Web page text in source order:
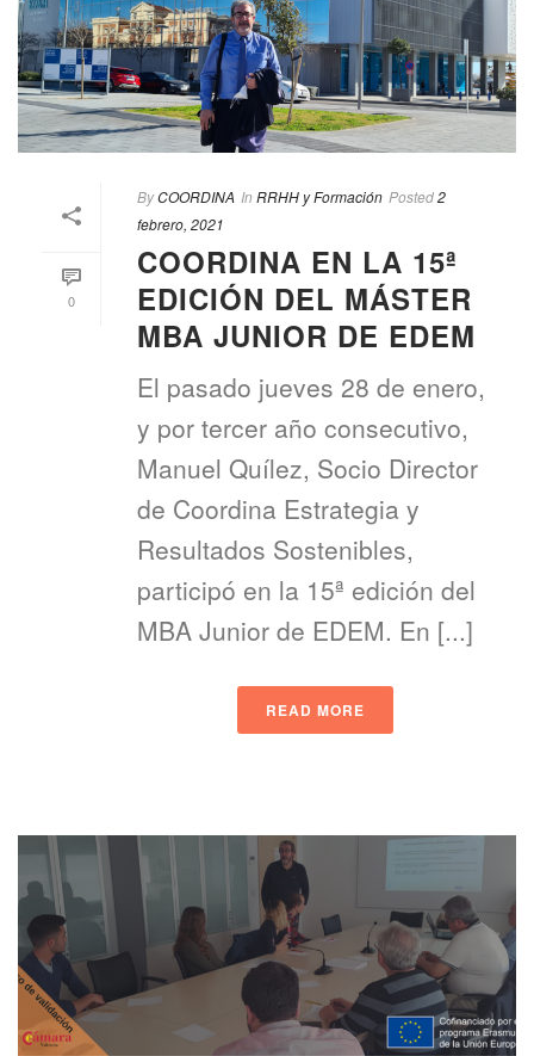
0
ByCOORDINA In RRHH y Formación Posted2
febrero, 2021
COORDINA EN LA 15ª
EDICIÓN DEL MÁSTER
MBA JUNIOR DE EDEM
El pasado jueves 28 de enero,
y por tercer año consecutivo,
Manuel Quílez, Socio Director
de Coordina Estrategia y
Resultados Sostenibles,
participó en la 15ª edición del
MBA Junior de EDEM. En [...]
READ MORE